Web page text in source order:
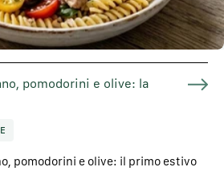
pomodorini e olive: la
pomodorini e olive: il primo estivo